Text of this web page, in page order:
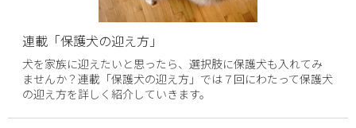
連載「保護犬の迎え方」
犬を家族に迎えたいと思ったら、選択肢に保護犬も入れてみ
ませんか？連載「保護犬の迎え方」では７回にわたって保護犬
の迎え方を詳しく紹介していきます。